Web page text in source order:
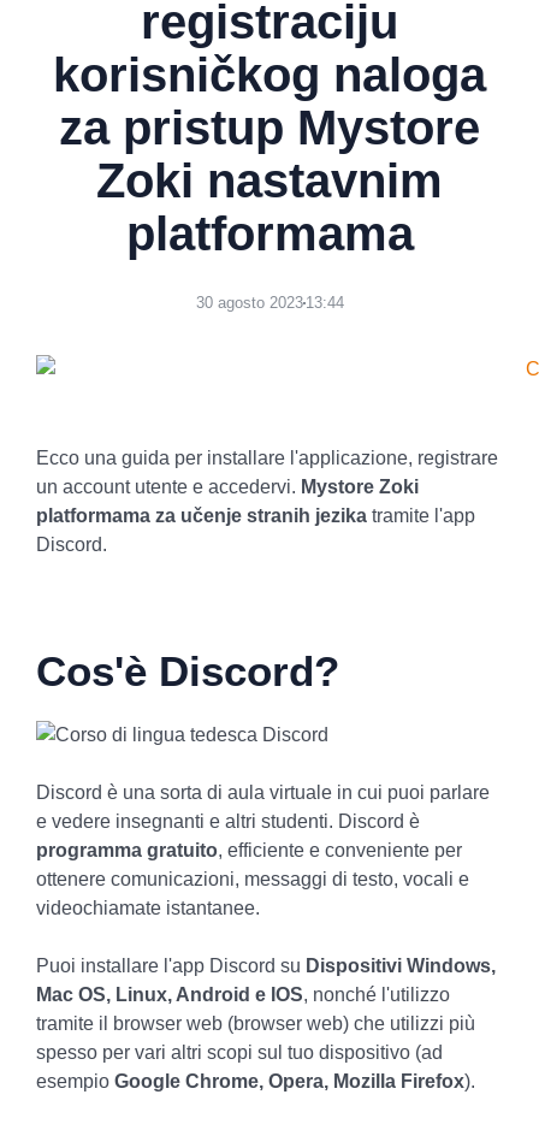
registraciju
korisničkog naloga
za pristup Mystore
Zoki nastavnim
platformama
30 agosto 202313:44
Ecco una guida per installare l'applicazione, registrare
un account utente e accedervi. Mystore Zoki
platformama za učenje stranih jezika tramite l'app
Discord.
Cos'è Discord?
Discord è una sorta di aula virtuale in cui puoi parlare
e vedere insegnanti e altri studenti. Discord è
programma gratuito, efficiente e conveniente per
ottenere comunicazioni, messaggi di testo, vocali e
videochiamate istantanee.
Puoi installare l'app Discord su Dispositivi Windows,
Mac OS, Linux, Android e IOS, nonché l'utilizzo
tramite il browser web (browser web) che utilizzi più
spesso per vari altri scopi sul tuo dispositivo (ad
esempio Google Chrome, Opera, Mozilla Firefox).